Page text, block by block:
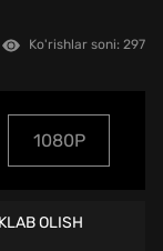
Ko'rishlar soni: 297
1080P
OLISH